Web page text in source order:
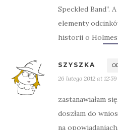
Speckled Band”.
elementy
historii o
SZYSZKA
26 lutego 2012 at 12:59
zastanawiałam
doszłam do
na